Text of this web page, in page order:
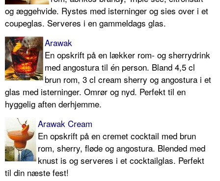
og æggehvide. Rystes med isterninger og sies over i et
coupeglas. Serveres i en gammeldags glas.
Arawak
En opskrift på en lækker rom- og sherrydrink
med angostura til én person. Bland 4,5 cl
brun rom, 3 cl cream sherry og angostura i et
glas med isterninger. Omrør og nyd. Perfekt til en
hyggelig aften derhjemme.
Arawak Cream
En opskrift på en cremet cocktail med brun
rom, sherry, fløde og angostura. Blended med
knust is og serveres i et cocktailglas. Perfekt
til din næste fest!